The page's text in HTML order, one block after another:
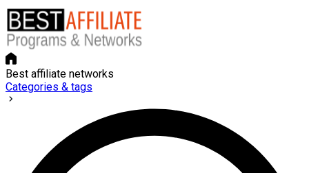
Best affiliate networks
Categories & tags